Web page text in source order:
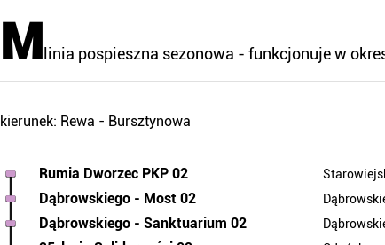
M linia pospieszna sezonowa - funkcjonuje w
kierunek: Rewa - Bursztynowa
Rumia Dworzec PKP 02
Dąbrowskiego - Most 02
Dąbrowskiego - Sanktuarium 02